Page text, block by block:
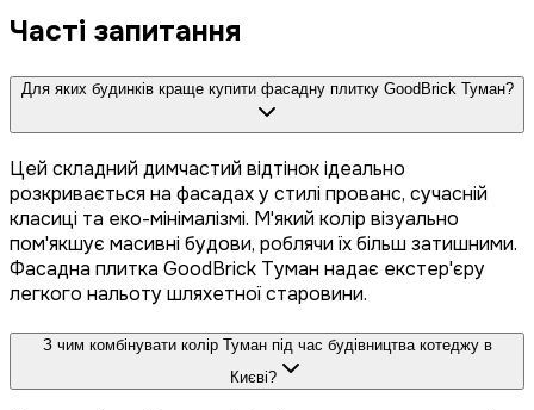
Часті запитання
Для яких будинків краще купити фасадну плитку GoodBrick Туман?
Цей складний димчастий відтінок ідеально
розкривається на фасадах у стилі прованс, сучасній
класиці та еко-мінімалізмі. М'який колір візуально
пом'якшує масивні будови, роблячи їх більш затишними.
Фасадна плитка GoodBrick Туман надає екстер'єру
легкого нальоту шляхетної старовини.
З чим комбінувати колір Туман під час будівництва котеджу в
Києві?